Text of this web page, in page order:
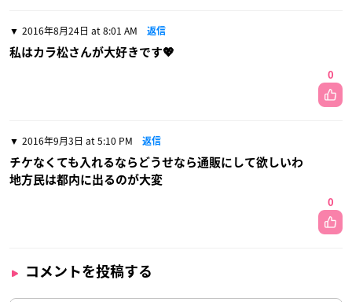
2016年8月24日 at 8:01 AM 返信
私はカラ松さんが大好きです💖
0
2016年9月3日 at 5:10 PM 返信
チケなくても入れるならどうせなら通販にして欲しいわ
地方民は都内に出るのが大変
0
コメントを投稿する